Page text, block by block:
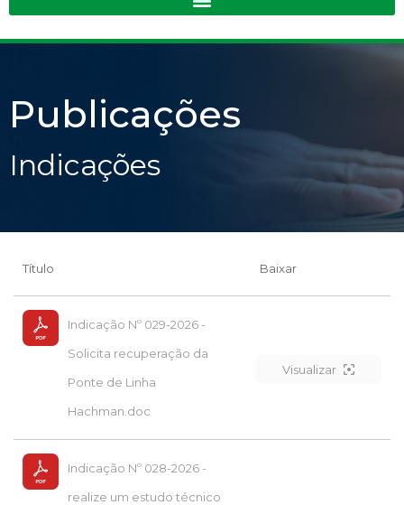
Publicações
Indicações
Título Baixar
Indicação Nº 029-2026 -
Solicita recuperação da
Ponte de Linha
Hachman.doc
Visualizar
Indicação Nº 028-2026 -
realize um estudo técnico